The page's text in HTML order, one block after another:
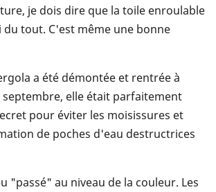
je dois dire que la toile enroulable
du tout. C'est même une bonne
a été démontée et rentrée à
elle était parfaitement
pour éviter les moisissures et
de poches d'eau destructrices
"passé" au niveau de la couleur. Les